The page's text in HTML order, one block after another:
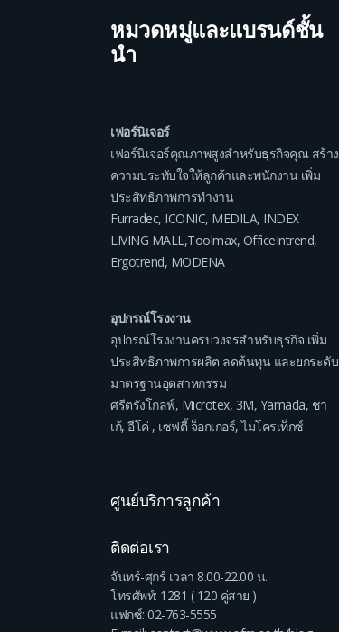
หมวดหมู่และแบรนด์ชั้น
นำ
เฟอร์นิเจอร์
เฟอร์นิเจอร์คุณภาพสูงสำหรับธุรกิจคุณ สร้าง
ความประทับใจให้ลูกค้าและพนักงาน เพิ่ม
ประสิทธิภาพการทำงาน
Furradec, ICONIC, MEDILA, INDEX
LIVING MALL ,Toolmax, OfficeIntrend,
Ergotrend, MODENA
อุปกรณ์โรงงาน
อุปกรณ์โรงงานครบวงจรสำหรับธุรกิจ เพิ่ม
ประสิทธิภาพการผลิต ลดต้นทุน และยกระดับ
มาตรฐานอุตสาหกรรม
ศรีตรังโกลฟ์, Microtex, 3M, Yamada, ชา
เก้, อีโค่, เซฟตี้ จ็อกเกอร์,ไมโครเท็กซ์
ศูนย์บริการลูกค้า
ติดต่อเรา
จันทร์-ศุกร์ เวลา 8.00-22.00 น.
โทรศัพท์: 1281 ( 120 คู่สาย )
แฟกซ์: 02-763-5555